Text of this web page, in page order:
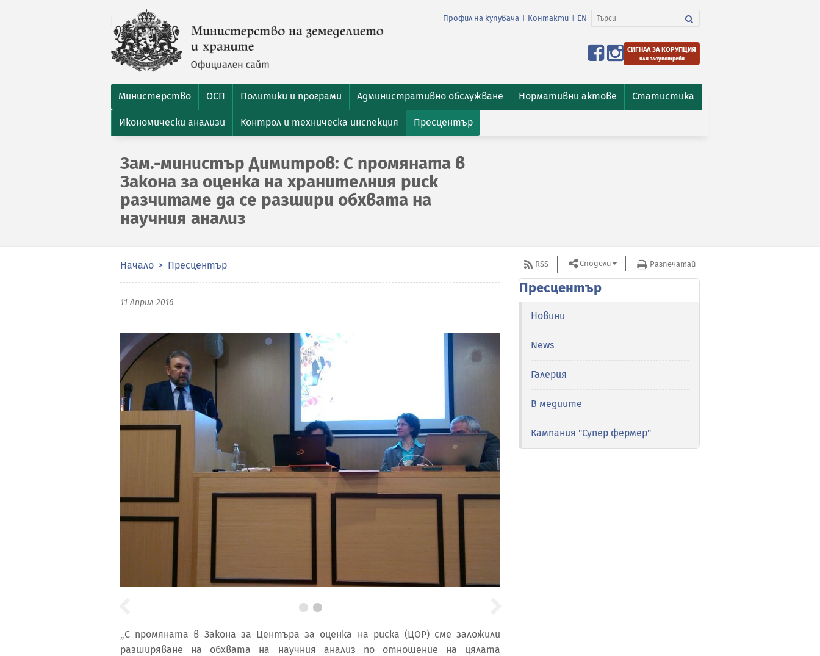
Профил на купувача Контакти EN
СИГНАЛ ЗА КОРУПЦИЯ
или злоупотреби
Министерство ОСП Политики и програми Административно обслужване Нормативни актове Статистика
Икономически анализи Контрол и техническа инспекция Пресцентър
Зам.-министър Димитров: С промяната в
Закона за оценка на хранителния риск
разчитаме да се разшири обхвата на
научния анализ
Начало Пресцентър
11 Април 2016
„С промяната в Закона за Центъра за оценка на риска (ЦОР) сме заложили
разширяване на обхвата на научния анализ по отношение на цялата
RSS Сподели Разпечатай
Пресцентър
Новини
News
Галерия
В медиите
Кампания "Супер фермер"